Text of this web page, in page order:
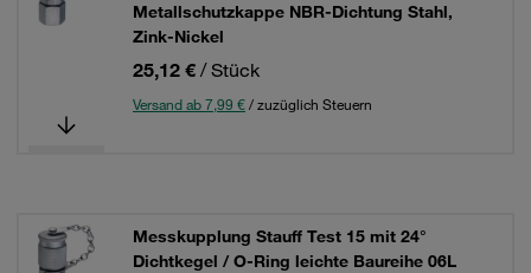
Metallschutzkappe NBR-Dichtung Stahl,
Zink-Nickel
25,12 € / Stück
Versand ab 7,99 €/ zuzüglich Steuern
Messkupplung Stauff Test 15 mit 24°
Dichtkegel / O-Ring leichte Baureihe 06L